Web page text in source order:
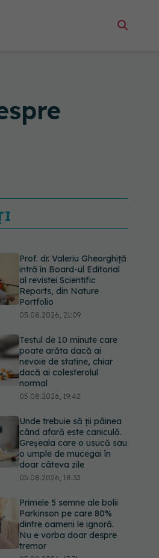
Prof. dr. Valeriu Gheorghiță
intră în Board-ul Editorial
al revistei Scientific
Reports, din Nature
Portfolio
05.08.2026, 21:09
Testul de 10 minute care
poate arăta dacă ai
nevoie de statine, chiar
dacă ai colesterolul
normal
05.08.2026, 19:42
Unde trebuie să ții pâinea
când afară este caniculă.
Greșeala care o usucă sau
o umple de mucegai în
doar câteva zile
05.08.2026, 18:33
Primele 5 semne ale bolii
Parkinson pe care 80%
dintre oameni le ignoră.
Nu e vorba doar despre
tremor